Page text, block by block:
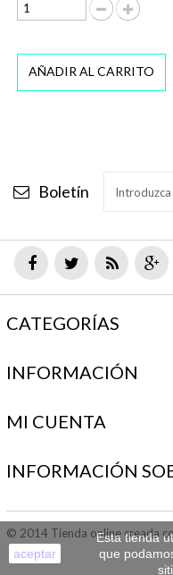
AÑADIR AL CARRITO
Boletín
CATEGORÍAS
INFORMACIÓN
© 2014 Tienda online creada
MI CUENTA
INFORMACIÓN
aceptar
Esta tienda
que